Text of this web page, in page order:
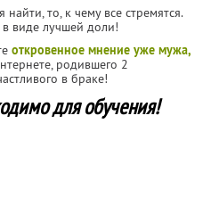
то, к чему все стремятся.
виде лучшей доли!
откровенное мнение уже мужа,
родившего 2
в браке!
для обучения!